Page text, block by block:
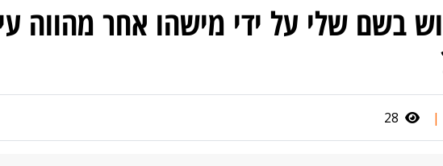
בשם שלי על ידי מישהו אחר מהווה
|
28